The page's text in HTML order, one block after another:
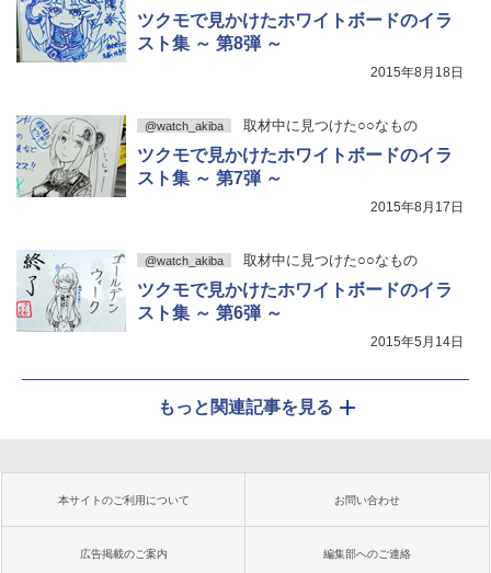
ツクモで見かけたホワイトボードのイラ
スト集 ～ 第8弾 ～
2015年8月18日
@watch_akiba 取材中に見つけた○○なもの
ツクモで見かけたホワイトボードのイラ
スト集 ～ 第7弾 ～
2015年8月17日
@watch_akiba 取材中に見つけた○○なもの
ツクモで見かけたホワイトボードのイラ
スト集 ～ 第6弾 ～
2015年5月14日
もっと関連記事を見る
本サイトのご利用について お問い合わせ
広告掲載のご案内 編集部へのご連絡